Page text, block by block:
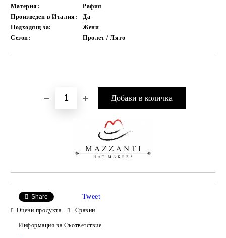
Материя:
Рафия
Произведен в Италия:
Да
Подходящ за:
Жени
Сезон:
Пролет / Лято
Share Tweet
Оцени продукта Сравни
Информация за Съответствие